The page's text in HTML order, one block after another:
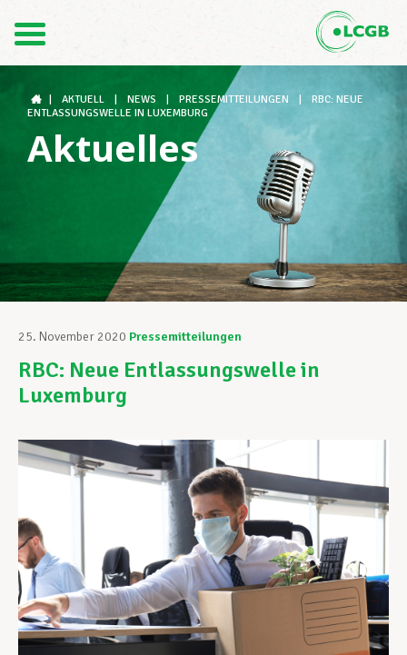
FR
Der LCGB
Gewerkschaftsstrukturen
Unterstützung im Arbeitsalltag
Ihre Rechte
Unterstützung im Privatleben
Berufliche Weiterentwicklung
Mitglied werden
AKTUELL NEWS PRESSEMITTEILUNGEN
RBC: NEUE
ENTLASSUNGSWELLE IN LUXEMBURG
Aktuelles
25. November 2020 Pressemitteilungen
RBC: Neue Entlassungswelle in
Luxemburg